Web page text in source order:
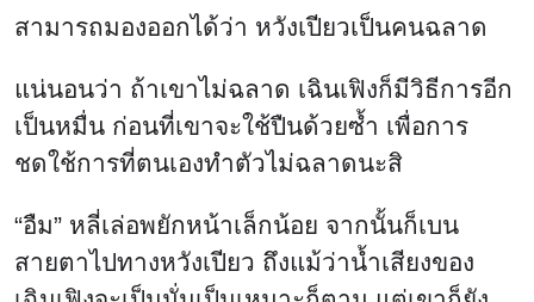
สามารถมองออกได้ว่า หวังเปียวเป็นคนฉลาด